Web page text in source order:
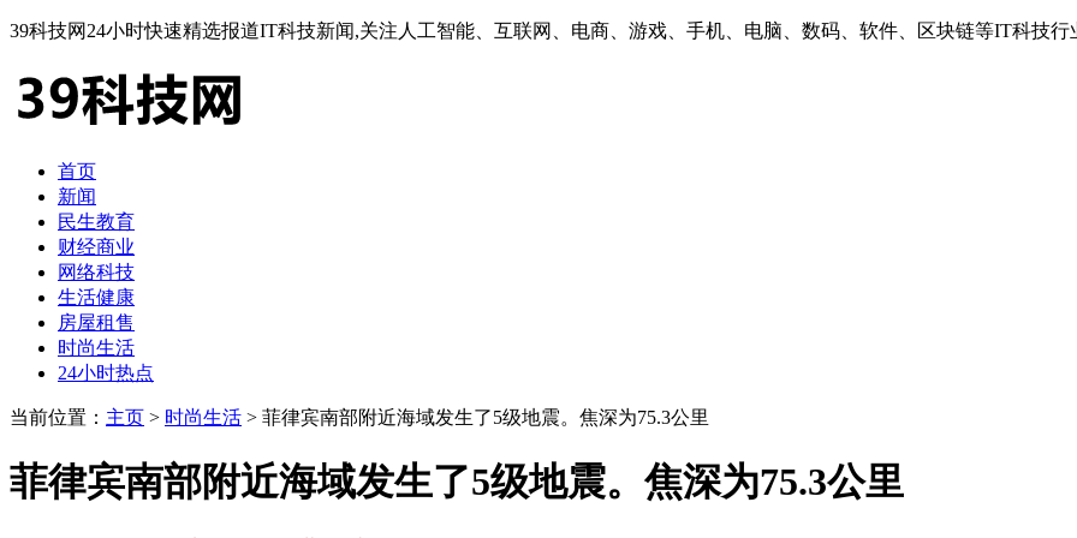
39科技网24小时快速精选报道IT科技新闻,关注人工智能、互联网、电商、游戏、手机、电脑、数码、软件、区块链等IT科技行
首页
新闻
民生教育
财经商业
网络科技
生活健康
房屋租售
时尚生活
24小时热点
当前位置： 主页 > 时尚生活 > 菲律宾南部附近海域发生了5级地震。焦深为75.3公里
菲律宾南部附近海域发生了5级地震。焦深为75.3公里